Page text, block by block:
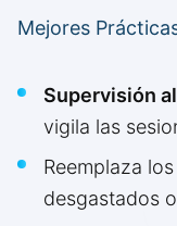
Mejores
Supervisión
vigila las
Reemplaza
desgastados